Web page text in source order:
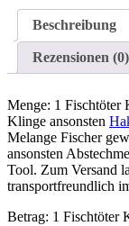
Beschreibung
Rezensionen (0)
Menge: 1 Fischtöter
Klinge ansonsten
Melange Fischer
ansonsten
Tool. Zum Versand
transportfreundlich
Betrag: 1 Fischtöter